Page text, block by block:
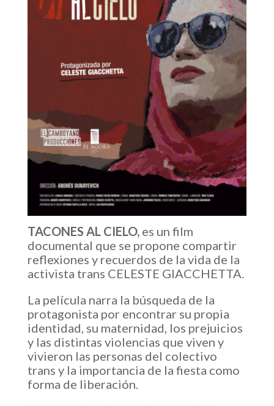
TACONES AL CIELO, es un film
documental que se propone compartir
reflexiones y recuerdos de la vida de la
activista trans CELESTE GIACCHETTA.
La película narra la búsqueda de la
protagonista por encontrar su propia
identidad, su maternidad, los prejuicios
y las distintas violencias que viven y
vivieron las personas del colectivo
trans y la importancia de la fiesta como
forma de liberación.